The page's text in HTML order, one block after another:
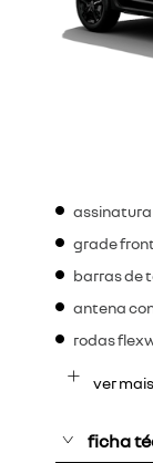
assinatura
grade
barras de
antena
rodas
ver mais
ficha